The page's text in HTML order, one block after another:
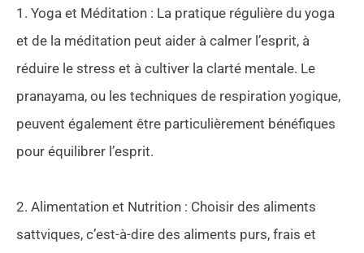
1. Yoga et Méditation : La pratique régulière du yoga
et de la méditation peut aider à calmer l’esprit, à
réduire le stress et à cultiver la clarté mentale. Le
pranayama, ou les techniques de respiration yogique,
peuvent également être particulièrement bénéfiques
pour équilibrer l’esprit.
2. Alimentation et Nutrition : Choisir des aliments
sattviques, c’est-à-dire des aliments purs, frais et